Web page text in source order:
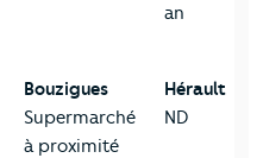
an
Bouzigues
Supermarché
à proximité
Hérault
ND